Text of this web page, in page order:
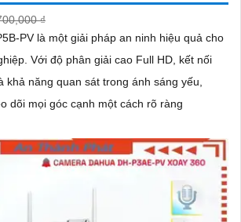
₫
PV là một giải pháp an ninh hiệu quả cho
kết nối
khả năng quan sát trong ánh sáng yếu,
dõi mọi góc cạnh một cách rõ ràng